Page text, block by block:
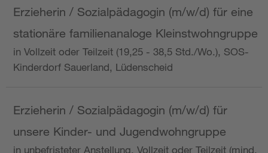
Erzieherin / Sozialpädagogin (m/w/d) für eine
stationäre familienanaloge Kleinstwohngruppe
in Vollzeit oder Teilzeit (19,25 - 38,5 Std./Wo.), SOS-
Kinderdorf Sauerland, Lüdenscheid
Erzieherin / Sozialpädagogin (m/w/d) für
unsere Kinder- und Jugendwohngruppe
in unbefristeter Anstellung, Vollzeit oder Teilzeit (mind.